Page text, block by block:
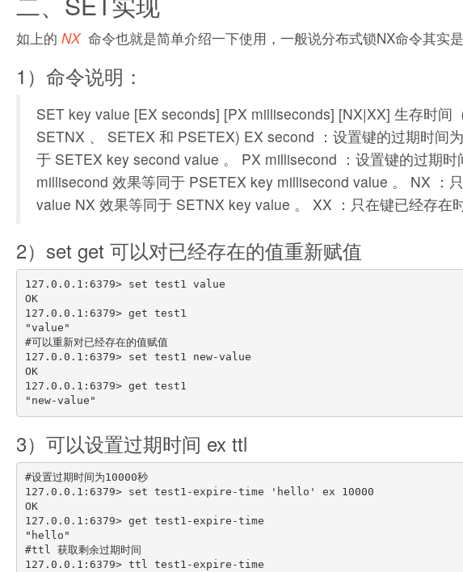
如上的 NX 命令也就是简单介绍一下使用，一般说分布式锁NX命令其实
1）命令说明：
SET key value [EX seconds] [PX milliseconds] [NX|XX] 生存时
SETNX 、 SETEX 和 PSETEX) EX second ：设置键的过期时间
于 SETEX key second value 。 PX millisecond ：设置键的过期
millisecond 效果等同于 PSETEX key millisecond value 。 NX ：
value NX 效果等同于 SETNX key value 。 XX ：只在键已经存在
2）set get 可以对已经存在的值重新赋值
127.0.0.1:6379> set test1 value
OK
127.0.0.1:6379> get test1
"value"
#可以重新对已经存在的值赋值
127.0.0.1:6379> set test1 new-value
OK
127.0.0.1:6379> get test1
3）可以设置过期时间 ex ttl
#设置过期时间为10000秒
127.0.0.1:6379> set test1-expire-time 'hello' ex 10000
OK
127.0.0.1:6379> get test1-expire-time
"hello"
#ttl 获取剩余过期时间
127.0.0.1:6379> ttl test1-expire-time